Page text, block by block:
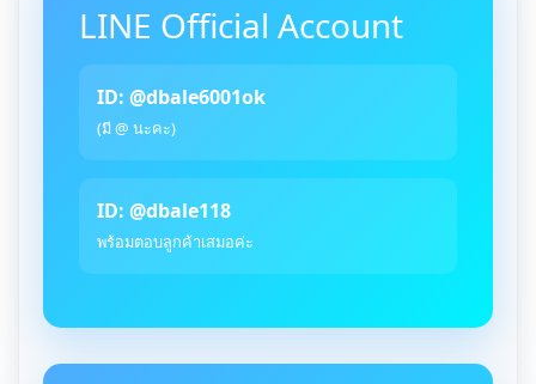
LINE Official Account
ID: @dbale6001ok
(มี @ นะคะ)
ID: @dbale118
พร้อมตอบลูกค้าเสมอค่ะ